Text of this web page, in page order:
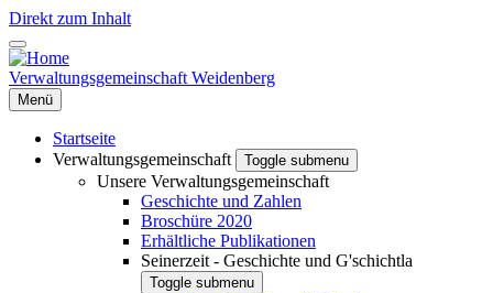
Direkt zum Inhalt
Verwaltungsgemeinschaft Weidenberg
Menü
Startseite
Verwaltungsgemeinschaft
Toggle submenu
Unsere Verwaltungsgemeinschaft
Geschichte und Zahlen
Broschüre 2020
Erhältliche Publikationen
Seinerzeit - Geschichte und G'schichtla
Toggle submenu